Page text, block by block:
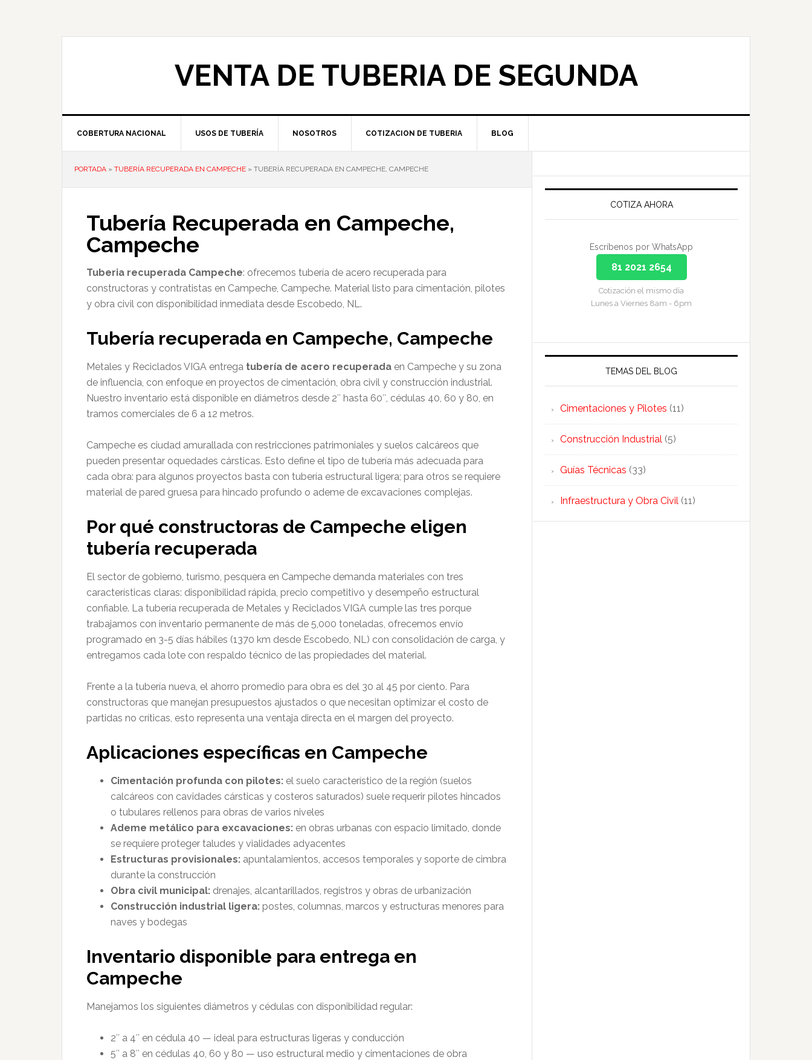
VENTA DE TUBERIA DE SEGUNDA
COBERTURA NACIONAL USOS DE TUBERÍA NOSOTROS COTIZACION DE TUBERIA BLOG
PORTADA » TUBERÍA RECUPERADA EN CAMPECHE » TUBERÍA RECUPERADA EN CAMPECHE, CAMPECHE
Tubería Recuperada en Campeche,
Campeche
Tuberia recuperada Campeche: ofrecemos tubería de acero recuperada para
constructoras y contratistas en Campeche, Campeche. Material listo para cimentación, pilotes
y obra civil con disponibilidad inmediata desde Escobedo, NL.
Tubería recuperada en Campeche, Campeche
Metales y Reciclados VIGA entrega tubería de acero recuperada en Campeche y su zona
de influencia, con enfoque en proyectos de cimentación, obra civil y construcción industrial.
Nuestro inventario está disponible en diámetros desde 2″ hasta 60″, cédulas 40, 60 y 80, en
tramos comerciales de 6 a 12 metros.
Campeche es ciudad amurallada con restricciones patrimoniales y suelos calcáreos que
pueden presentar oquedades cársticas. Esto define el tipo de tubería más adecuada para
cada obra: para algunos proyectos basta con tubería estructural ligera; para otros se requiere
material de pared gruesa para hincado profundo o ademe de excavaciones complejas.
Por qué constructoras de Campeche eligen
tubería recuperada
El sector de gobierno, turismo, pesquera en Campeche demanda materiales con tres
características claras: disponibilidad rápida, precio competitivo y desempeño estructural
confiable. La tubería recuperada de Metales y Reciclados VIGA cumple las tres porque
trabajamos con inventario permanente de más de 5,000 toneladas, ofrecemos envío
programado en 3-5 días hábiles (1370 km desde Escobedo, NL) con consolidación de carga, y
entregamos cada lote con respaldo técnico de las propiedades del material.
Frente a la tubería nueva, el ahorro promedio para obra es del 30 al 45 por ciento. Para
constructoras que manejan presupuestos ajustados o que necesitan optimizar el costo de
partidas no críticas, esto representa una ventaja directa en el margen del proyecto.
Aplicaciones específicas en Campeche
Cimentación profunda con pilotes: el suelo característico de la región (suelos
calcáreos con cavidades cársticas y costeros saturados) suele requerir pilotes hincados
o tubulares rellenos para obras de varios niveles
Ademe metálico para excavaciones: en obras urbanas con espacio limitado, donde
se requiere proteger taludes y vialidades adyacentes
Estructuras provisionales: apuntalamientos, accesos temporales y soporte de cimbra
durante la construcción
Obra civil municipal: drenajes, alcantarillados, registros y obras de urbanización
Construcción industrial ligera: postes, columnas, marcos y estructuras menores para
naves y bodegas
Inventario disponible para entrega en
Campeche
Manejamos los siguientes diámetros y cédulas con disponibilidad regular:
2″ a 4″ en cédula 40 — ideal para estructuras ligeras y conducción
5″ a 8″ en cédulas 40, 60 y 80 — uso estructural medio y cimentaciones de obra
Sidebar
COTIZA AHORA
Escríbenos por WhatsApp
81 2021 2654
Cotización el mismo día
Lunes a Viernes 8am - 6pm
TEMAS DEL BLOG
Cimentaciones y Pilotes (11)
Construcción Industrial (5)
Guías Técnicas (33)
Infraestructura y Obra Civil (11)